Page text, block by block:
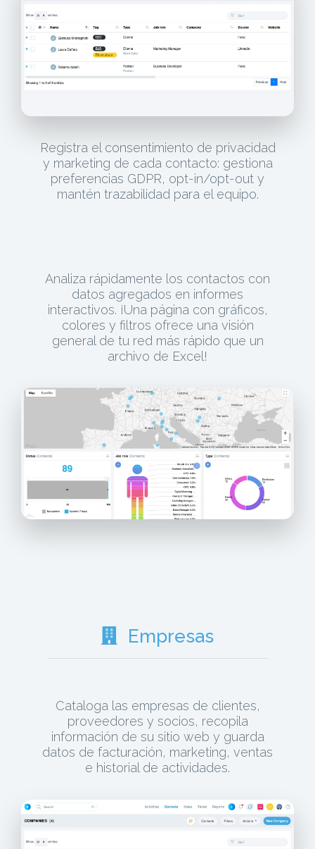
Registra el consentimiento de privacidad
y marketing de cada contacto: gestiona
preferencias GDPR, opt-in/opt-out y
mantén trazabilidad para el equipo.
Analiza rápidamente los contactos con
datos agregados en informes
interactivos. ¡Una página con gráficos,
colores y filtros ofrece una visión
general de tu red más rápido que un
archivo de Excel!
Empresas
Cataloga las empresas de clientes,
proveedores y socios, recopila
información de su sitio web y guarda
datos de facturación, marketing, ventas
e historial de actividades.